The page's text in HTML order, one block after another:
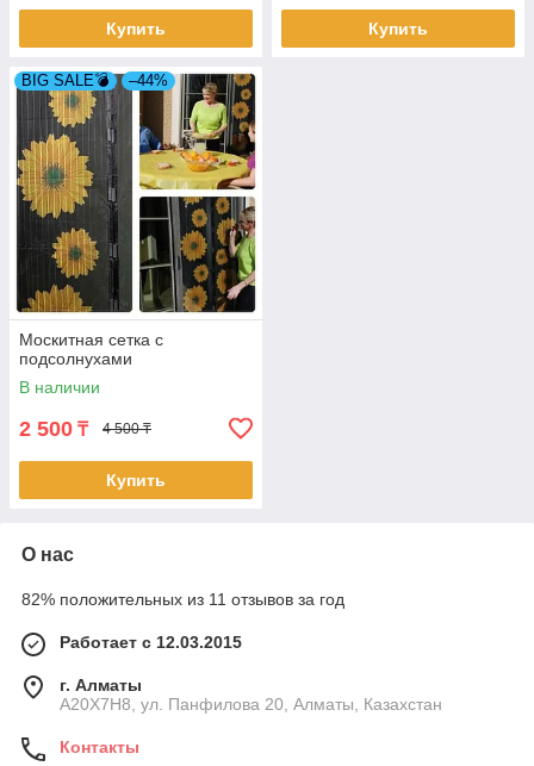
Купить Купить
BIG SALE💣 –44%
Москитная сетка с
подсолнухами
В наличии
2 500 ₸ 4 500 ₸
Купить
О нас
82% положительных из 11 отзывов за год
Работает с 12.03.2015
г. Алматы
A20X7H8, ул. Панфилова 20, Алматы, Казахстан
Контакты